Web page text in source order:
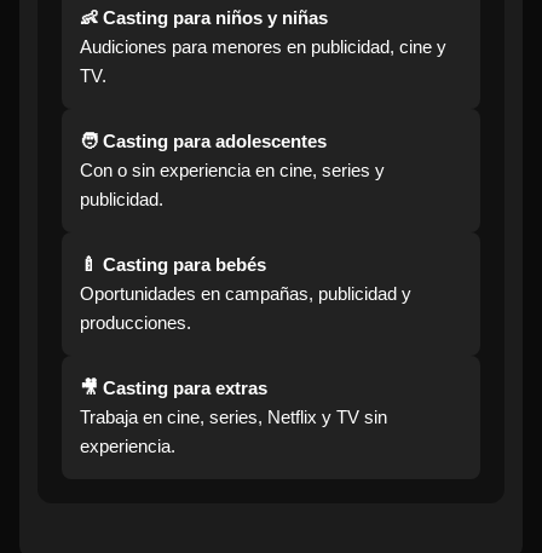
👶 Casting para niños y niñas
Audiciones para menores en publicidad, cine y
TV.
🧑 Casting para adolescentes
Con o sin experiencia en cine, series y
publicidad.
🍼 Casting para bebés
Oportunidades en campañas, publicidad y
producciones.
🎥 Casting para extras
Trabaja en cine, series, Netflix y TV sin
experiencia.